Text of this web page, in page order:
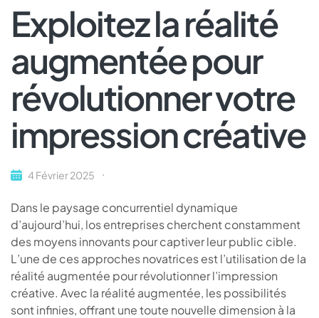
Exploitez la réalité
augmentée pour
révolutionner votre
impression créative
4 Février 2025
Dans le paysage concurrentiel dynamique
d’aujourd’hui, los entreprises cherchent constamment
des moyens innovants pour captiver leur public cible.
L’une de ces approches novatrices est l’utilisation de la
réalité augmentée pour révolutionner l’impression
créative. Avec la réalité augmentée, les possibilités
sont infinies, offrant une toute nouvelle dimension à la